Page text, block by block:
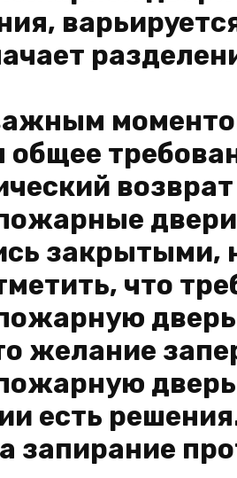
общее
закрытыми,
что
желание
есть
запирание